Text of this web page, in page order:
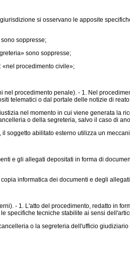
si osservano le apposite
soppresse;
sono soppresse;
procedimento civile»;
procedimento penale). - 1. Nel
telematici o dal portale delle notizie di
nel momento in cui viene generata la
o della segreteria, salvo il caso di
abilitato esterno utilizza un
e gli allegati depositati in forma di
informatica dei documenti e degli
- 1. L'atto del procedimento, redatto in
specifiche tecniche stabilite ai sensi
o la segreteria dell'ufficio